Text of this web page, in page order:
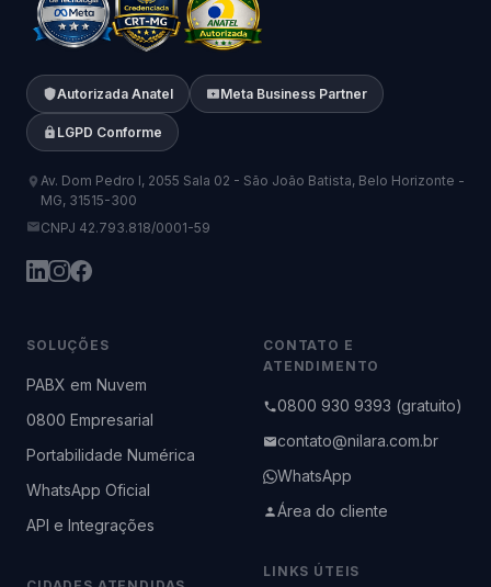
Autorizada Anatel Meta Business Partner
LGPD Conforme
Av. Dom Pedro I, 2055 Sala 02 - São João Batista, Belo Horizonte -
MG, 31515-300
CNPJ 42.793.818/0001-59
SOLUÇÕES
PABX em Nuvem
0800 Empresarial
Portabilidade Numérica
WhatsApp Oficial
API e Integrações
CONTATO E
ATENDIMENTO
0800 930 9393 (gratuito)
contato@nilara.com.br
WhatsApp
Área do cliente
LINKS ÚTEIS